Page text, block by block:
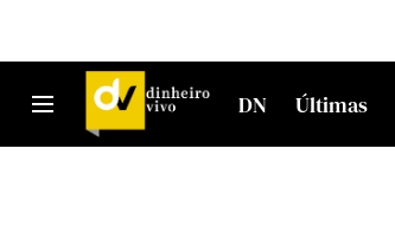
DN Últimas